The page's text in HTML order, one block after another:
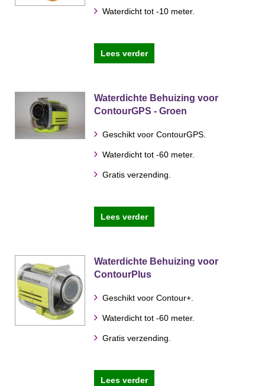
Waterdicht tot -10 meter.
Lees verder
Waterdichte Behuizing voor
ContourGPS - Groen
Geschikt voor ContourGPS.
Waterdicht tot -60 meter.
Gratis verzending.
Lees verder
Waterdichte Behuizing voor
ContourPlus
Geschikt voor Contour+.
Waterdicht tot -60 meter.
Gratis verzending.
Lees verder